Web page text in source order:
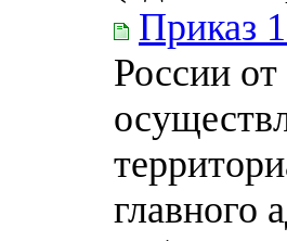
Приказ
России
главного